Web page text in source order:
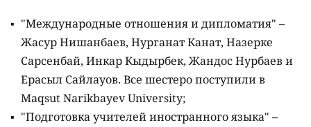
"Международные отношения и дипломатия" –
Жасур Нишанбаев, Нурганат Канат, Назерке
Сарсенбай, Инкар Кыдырбек, Жандос Нурбаев и
Ерасыл Сайлауов. Все шестеро поступили в
Maqsut Narikbayev University;
"Подготовка учителей иностранного языка" –